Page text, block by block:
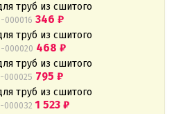
труб из сшитого
000016 346 ₽
труб из сшитого
000020 468 ₽
труб из сшитого
000025 795 ₽
труб из сшитого
000032 1 523 ₽